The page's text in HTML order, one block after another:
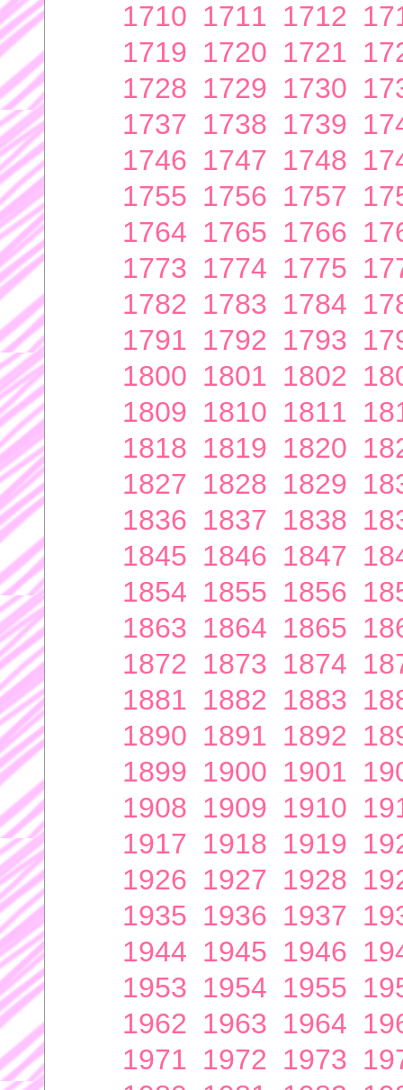
1710 1711 1712
1719 1720 1721
1728 1729 1730
1737 1738 1739
1746 1747 1748
1755 1756 1757
1764 1765 1766
1773 1774 1775
1782 1783 1784
1791 1792 1793
1800 1801 1802
1809 1810 1811
1818 1819 1820
1827 1828 1829
1836 1837 1838
1845 1846 1847
1854 1855 1856
1863 1864 1865
1872 1873 1874
1881 1882 1883
1890 1891 1892
1899 1900 1901
1908 1909 1910
1917 1918 1919
1926 1927 1928
1935 1936 1937
1944 1945 1946
1953 1954 1955
1962 1963 1964
1971 1972 1973